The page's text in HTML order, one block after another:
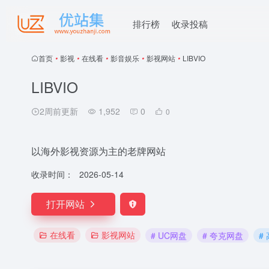
排行榜 收录投稿
首页 • 影视 • 在线看 • 影音娱乐 • 影视网站 • LIBVIO
LIBVIO
2周前更新 1,952 0 0
以海外影视资源为主的老牌网站
收录时间： 2026-05-14
打开网站
在线看 影视网站 # UC网盘 # 夸克网盘 #